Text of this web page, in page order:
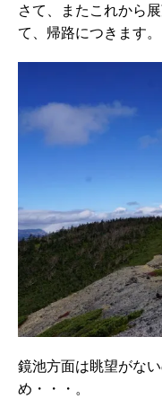
さて、またこれから
て、帰路につきます。
鏡池方面は眺望がな
め・・・。